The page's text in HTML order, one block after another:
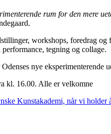
rum for den mere
workshops, foredrag
tegning og collage.
Odenses nye eksperimenterende
kl. 16.00. Alle er velkomne
Kunstakademi, når vi holder